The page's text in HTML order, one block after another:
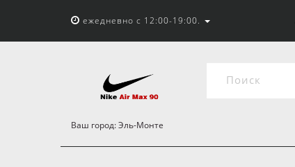
ежедневно с 12:00-19:00.
Ваш город:Эль-Монте